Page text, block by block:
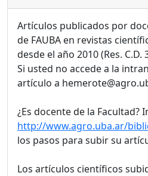
Artículos publicados por
de FAUBA en revistas
desde el año 2010 (Res. C.D.
Si usted no accede a la
artículo a
¿Es docente de la Facultad?
http://www.agro.uba.ar/
los pasos para subir su
Los artículos científicos